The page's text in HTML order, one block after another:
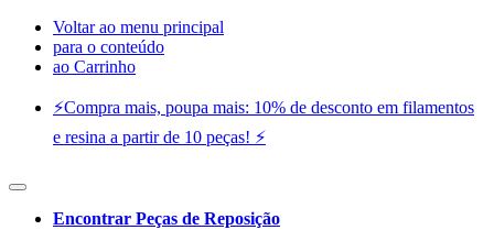
Voltar ao menu principal
para o conteúdo
ao Carrinho
⚡️Compra mais, poupa mais: 10% de desconto em filamentos
e resina a partir de 10 peças! ⚡️
Encontrar Peças de Reposição